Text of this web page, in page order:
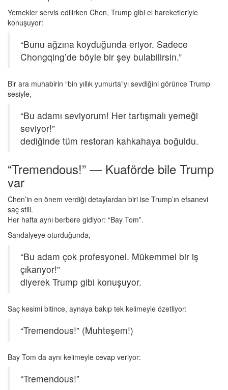
Yemekler servis edilirken Chen, Trump gibi el hareketleriyle
konuşuyor:
“Bunu ağzına koyduğunda eriyor. Sadece
Chongqing’de böyle bir şey bulabilirsin.”
Bir ara muhabirin “bin yıllık yumurta”yı sevdiğini görünce Trump
sesiyle,
“Bu adamı seviyorum! Her tartışmalı yemeği
seviyor!”
dediğinde tüm restoran kahkahaya boğuldu.
“Tremendous!” — Kuaförde bile Trump
var
Chen’in en önem verdiği detaylardan biri ise Trump’ın efsanevi
saç stili.
Her hafta aynı berbere gidiyor: “Bay Tom”.
Sandalyeye oturduğunda,
“Bu adam çok profesyonel. Mükemmel bir iş
çıkarıyor!”
diyerek Trump gibi konuşuyor.
Saç kesimi bitince, aynaya bakıp tek kelimeyle özetliyor:
“Tremendous!” (Muhteşem!)
Bay Tom da aynı kelimeyle cevap veriyor:
“Tremendous!”